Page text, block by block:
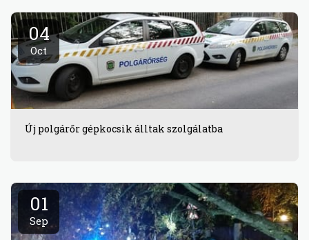
04
Oct
Új polgárőr gépkocsik álltak szolgálatba
01
Sep